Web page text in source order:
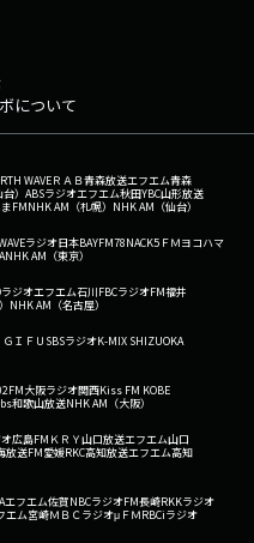
について
WAVEＲＡＢ青森放送エフエム青森
） ABSラジオエフエム秋田YBC山形放送
FMNHK AM（札幌） NHK AM（仙台）
ラジオ日本BAYFM78NACK5 ＦＭヨコハマ
NHK AM（東京）
ラジオエフエム石川FBCラジオFM福井
NHK AM（名古屋）
ＧＩＦＵ SBSラジオK-MIX SHIZUOKA
FM大阪ラジオ関西Kiss FM KOBE
和歌山放送NHK AM（大阪）
オ広島FM ＫＲＹ山口放送エフエム山口
放送FM愛媛RKC高知放送エフエム高知
エフエム佐賀NBCラジオFM長崎RKKラジオ
エム宮崎ＭＢＣラジオμＦＭRBCiラジオ